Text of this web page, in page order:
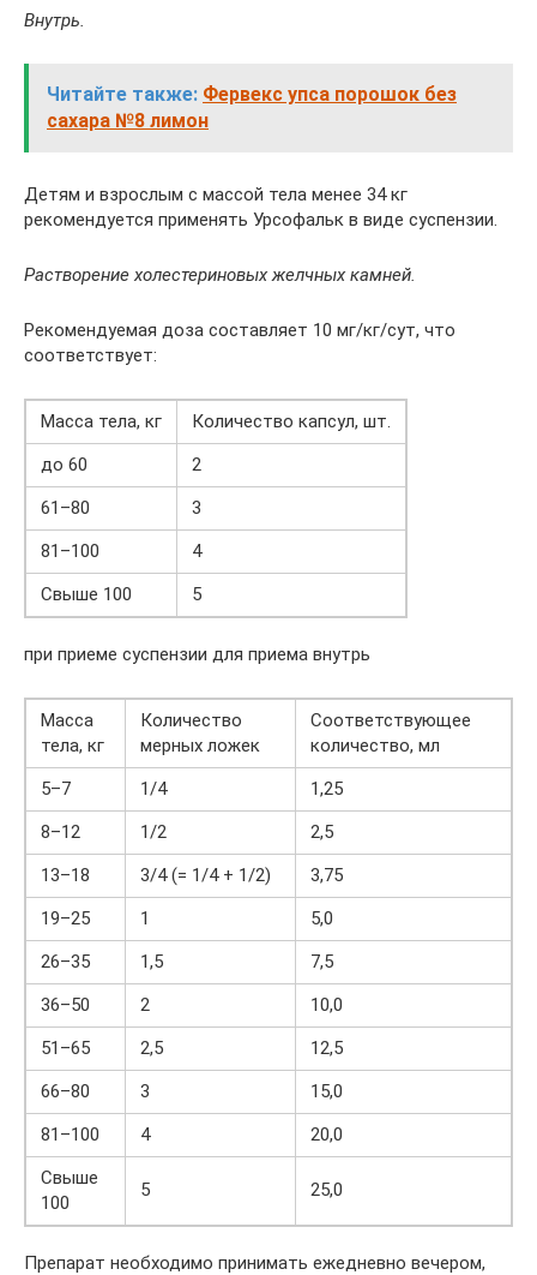
Внутрь.
Читайте также: Фервекс упса порошок без
сахара №8 лимон
Детям и взрослым с массой тела менее 34 кг
рекомендуется применять Урсофальк в виде суспензии.
Растворение холестериновых желчных камней.
Рекомендуемая доза составляет 10 мг/кг/сут, что
соответствует:
Масса тела, кг
Количество капсул, шт.
до 60
2
61–80
3
81–100
4
Свыше 100
5
при приеме суспензии для приема внутрь
Масса
тела, кг
Количество
мерных ложек
Соответствующее
количество, мл
5–7
1/4
1,25
8–12
1/2
2,5
13–18
3/4 (= 1/4 + 1/2)
3,75
19–25
1
5,0
26–35
1,5
7,5
36–50
2
10,0
51–65
2,5
12,5
66–80
3
15,0
81–100
4
20,0
Свыше
100
5 25,0
Препарат необходимо принимать ежедневно вечером,